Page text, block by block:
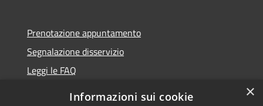
Prenotazione appuntamento
Segnalazione disservizio
Leggi le FAQ
Richiesta assistenza
×
Informazioni sui cookie